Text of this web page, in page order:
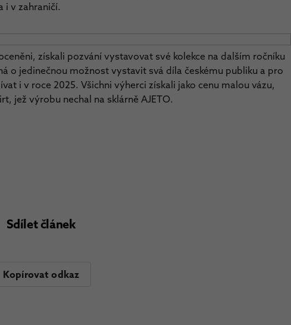
i v zahraničí.
získali pozvání vystavovat své kolekce na dalším ročníku
o jedinečnou možnost vystavit svá díla českému publiku a pro
i v roce 2025. Všichni výherci získali jako cenu malou vázu,
jež výrobu nechal na sklárně AJETO.
Sdílet článek
Kopírovat odkaz